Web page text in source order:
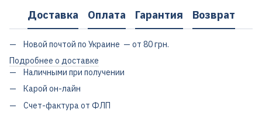
Доставка Оплата Гарантия Возврат
Новой почтой по Украине — от 80 грн.
Подробнее о доставке
Наличными при получении
Карой он-лайн
Счет-фактура от ФЛП